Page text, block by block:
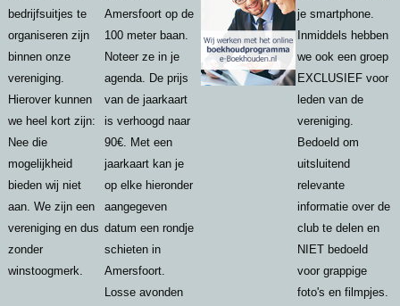
bedrijfsuitjes te
organiseren zijn
binnen onze
vereniging.
Hierover kunnen
we heel kort zijn:
Nee die
mogelijkheid
bieden wij niet
aan. We zijn een
vereniging en dus
zonder
winstoogmerk.
Amersfoort op de
100 meter baan.
Noteer ze in je
agenda. De prijs
van de jaarkaart
is verhoogd naar
90€. Met een
jaarkaart kan je
op elke hieronder
aangegeven
datum een rondje
schieten in
Amersfoort.
Losse avonden
je smartphone.
Inmiddels hebben
we ook een groep
EXCLUSIEF voor
leden van de
vereniging.
Bedoeld om
uitsluitend
relevante
informatie over de
club te delen en
NIET bedoeld
voor grappige
foto's en filmpjes.